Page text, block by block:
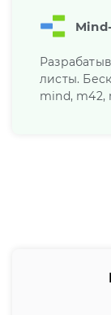
листы.
mind, m42,